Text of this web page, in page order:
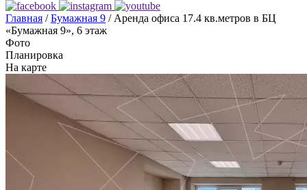
Главная /Бумажная 9 / Аренда офиса 17.4 кв.метров в БЦ
«Бумажная 9», 6 этаж
Фото
Планировка
На карте